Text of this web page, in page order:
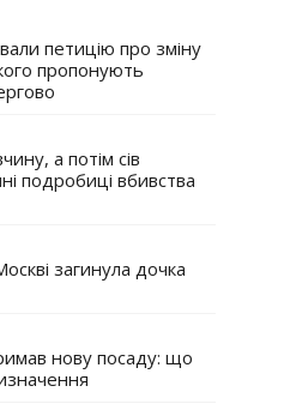
петицію про зміну
пропонують
а потім сів
подробиці вбивства
загинула дочка
нову посаду: що